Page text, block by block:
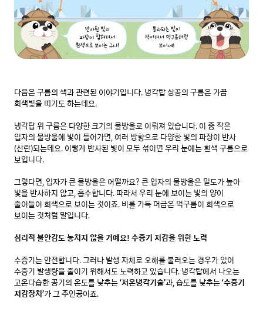
다음은 구름의 색과 관련된 이야기입니다. 냉각탑 상공의 구름은 가끔
회색빛을 띠기도 하는데요.
냉각탑 위 구름은 다양한 크기의 물방울로 이뤄져 있습니다. 이 중 작은
입자의 물방울에 빛이 들어가면, 여러 방향으로 다양한 빛의 파장이 반사
(산란)되는데요. 이렇게 반사된 빛이 모두 섞이면 우리 눈에는 흰색 구름으로
보입니다.
그렇다면, 입자가 큰 물방울은 어떨까요? 큰 입자의 물방울은 밀도가 높아
빛을 반사하지 않고, 흡수합니다. 따라서 우리 눈에 보이는 빛의 양이
줄어들어 회색으로 보이는 것이죠. 비를 가득 머금은 먹구름이 회색으로
보이는 것처럼 말입니다.
심리적 불안감도 놓치지 않을 거예요! 수증기 저감을 위한 노력
수증기는 안전합니다. 그러나 발생 자체로 오해를 불러오는 경우가 있어
수증기 발생량을 줄이기 위해서도 노력하고 있습니다. 냉각탑에서 나오는
고온다습한 공기의 온도를 낮추는 ‘저온냉각기술’과, 습도를 낮추는 ‘수증기
저감장치’가 그 주인공이죠.